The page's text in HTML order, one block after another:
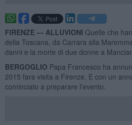
FIRENZE — ALLUVIONI Quelle che
della Toscana, da Carrara alla
danni e la morte di due donne a
BERGOGLIO Papa Francesco ha
2015 fara visita a Firenze. E con un
cominciato a preparare l'evento.